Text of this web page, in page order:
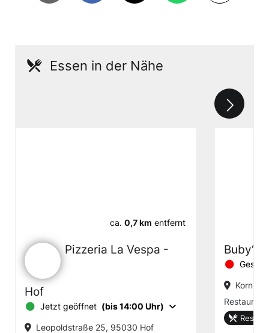
Essen in der Nähe
ca. 0,7 km entfernt
Pizzeria La Vespa -
Hof
Jetzt geöffnet (bis 14:00 Uhr)
Leopoldstraße 25, 95030 Hof
Buby‘s
Restaurant